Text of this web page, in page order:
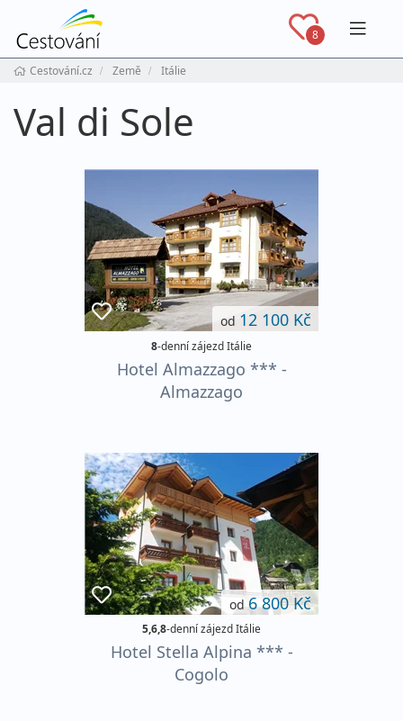
8
Cestování.cz Země Itálie
Val di Sole
od 12 100 Kč
8-denní zájezd Itálie
Hotel Almazzago *** -
Almazzago
od6 800 Kč
5,6,8-denní zájezd Itálie
Hotel Stella Alpina *** -
Cogolo